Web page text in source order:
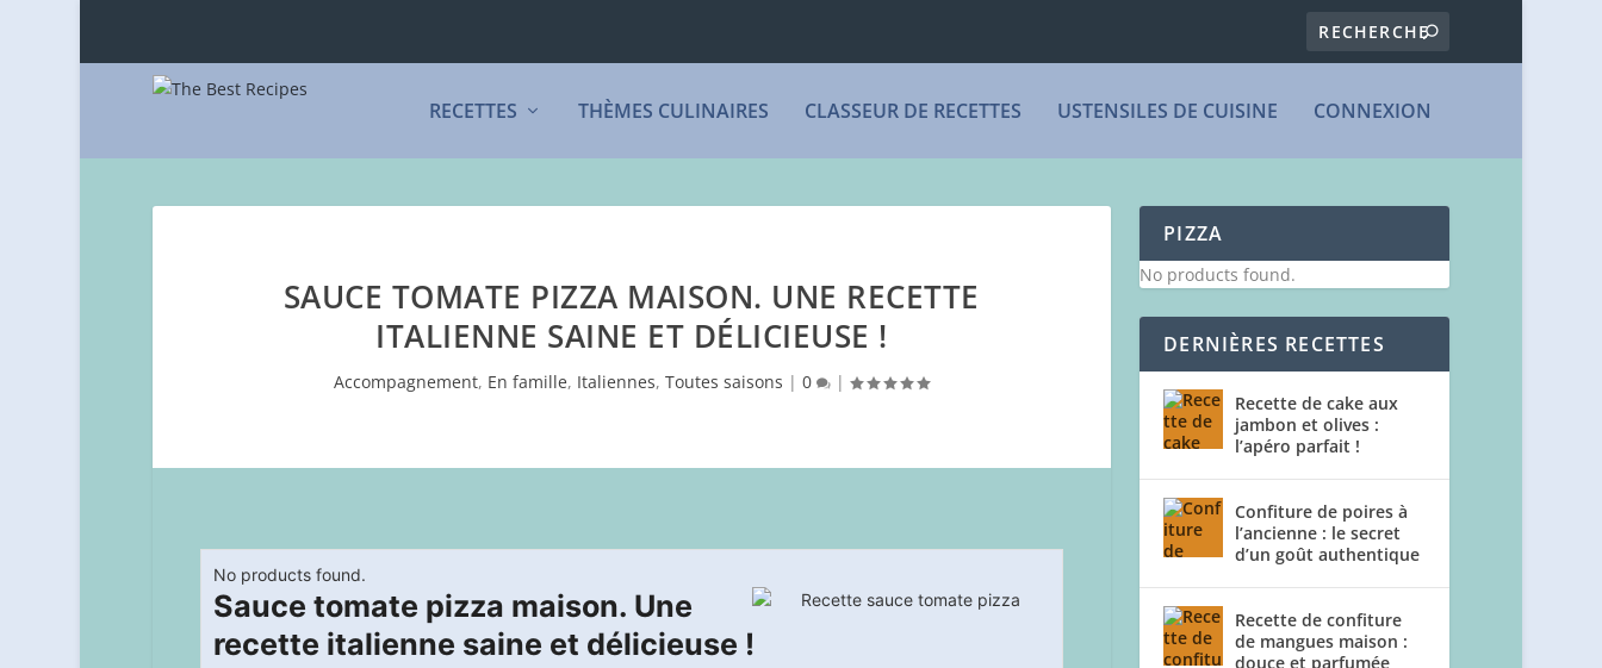
RECETTES THÈMES CULINAIRES CLASSEUR DE RECETTES USTENSILES DE CUISINE CONNEXION
SAUCE TOMATE PIZZA MAISON. UNE RECETTE
ITALIENNE SAINE ET DÉLICIEUSE !
Accompagnement, En famille, Italiennes,Toutes saisons |0 |
No products found.
Sauce tomate pizza maison. Une
recette italienne saine et délicieuse !
PIZZA
No products found.
DERNIÈRES RECETTES
Recette de cake aux
jambon et olives :
l’apéro parfait !
Confiture de poires à
l’ancienne : le secret
d’un goût authentique
Recette de confiture
de mangues maison :
douce et parfumée